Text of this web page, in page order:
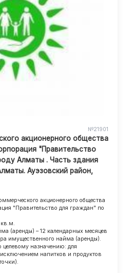
№21901
акционерного общества
"Правительство
Алматы . Часть здания
Ауэзовский район,
акционерного общества
"Правительство для граждан" по
(аренды) – 12 календарных месяцев
имущественного найма (аренды).
целевому назначению: для
напитков и продуктов